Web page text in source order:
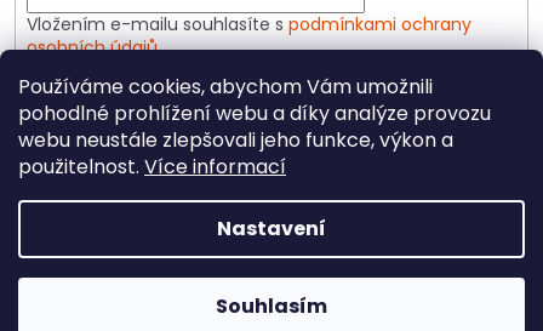
Používáme cookies, abychom Vám umožnili
pohodlné prohlížení webu a díky analýze provozu
webu neustále zlepšovali jeho funkce, výkon a
použitelnost. Více informací
Nastavení
Souhlasím
Vložením e-mailu souhlasíte s podmínkami ochrany
osobních údajů
PŘIHLÁSIT SE
Copyright 2026CeliakShop.cz. Všechna práva
vyhrazena.